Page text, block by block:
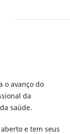
o avanço do
da
saúde.
e tem seus